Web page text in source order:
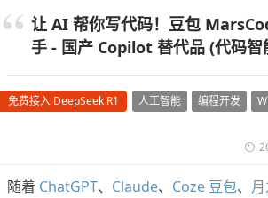
让 AI 帮你写代码！豆包
手 - 国产 Copilot 替代品 (代码智
免费接入 DeepSeek R1 人工智能 编程开发
随着 ChatGPT、 Claude、 Coze 豆包、